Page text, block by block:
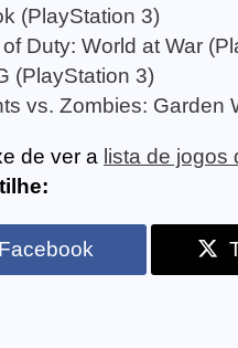
(PlayStation 3)
Duty: World at War
(PlayStation 3)
vs. Zombies: Garden
de ver a lista de jogos
Facebook